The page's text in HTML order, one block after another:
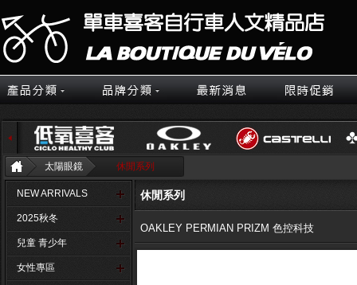
太陽眼鏡 休閒系列
NEW ARRIVALS
2025秋冬
兒童 青少年
女性專區
休閒系列
OAKLEY PERMIAN PRIZM 色控科技